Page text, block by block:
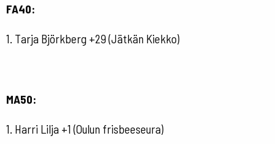
FA40:
1. Tarja Björkberg +29 (Jätkän Kiekko)
MA50:
1. Harri Lilja +1 (Oulun frisbeeseura)